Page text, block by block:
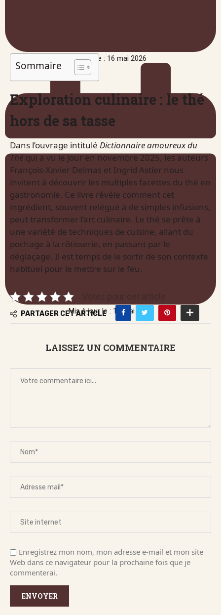
Publié le : 16 mai 2026
Mis à jour le : 16 mai 2026
Sommaire
Exploration culinaire : le thé
hors de sa tasse
Dans l’ouvrage intitulé Dictionnaire amoureux du
Théqui a vu le jour en novembre 2025, les auteurs
François-Xavier Delmas et Ingrid Astier nous
invitent à découvrir les multiples facettes du thé en
gastronomie. Ce livre révèle comment cet
ingrédient, souvent relégué à de simples infusions,
peut transformer l’art culinaire. Le thé se prête à
une variété de techniques de cuisine, allant du
pochage à la rôtisserie, en passant par le
déglaçage. Il est temps de le sortir de son contexte
habituel pour le mettre sur le feu.
Votez pour cet article
PARTAGER CET ARTICLE
LAISSEZ UN COMMENTAIRE
Enregistrez mon nom, mon adresse e-mail et mon site
Web dans ce navigateur pour la prochaine fois que je
commenterai.